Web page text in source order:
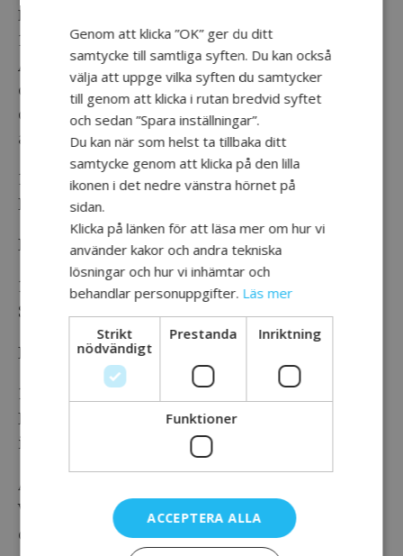
Program
14.00 – 14.15
Anhörigkonsulenterna Johan Nicander
och Madeleine Elf hälsar er välkomna
och ger information om kommunens
anhörigstöd
14.15 – 14.45
Hjärnkraft
Pause 15 min
15:00 – 15:30
Strokeförbundet
Pause 15 Min
15:45 – 16:30
Hjärna tillsammans och Afasiföreningen
i Stockholm
Anmälan
Varmt välkommen att anmäla ditt
deltagande till: anhorig@huddinge.se
Genom att klicka ”OK” ger du ditt
samtycke till samtliga syften. Du kan också
välja att uppge vilka syften du samtycker
till genom att klicka i rutan bredvid syftet
och sedan ”Spara inställningar”.
Du kan när som helst ta tillbaka ditt
samtycke genom att klicka på den lilla
ikonen i det nedre vänstra hörnet på
sidan.
Klicka på länken för att läsa mer om hur vi
använder kakor och andra tekniska
lösningar och hur vi inhämtar och
behandlar personuppgifter. Läs mer
Strikt
nödvändigt
Prestanda Inriktning
Funktioner
ACCEPTERA ALLA